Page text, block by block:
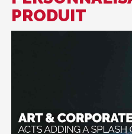
PRODUIT